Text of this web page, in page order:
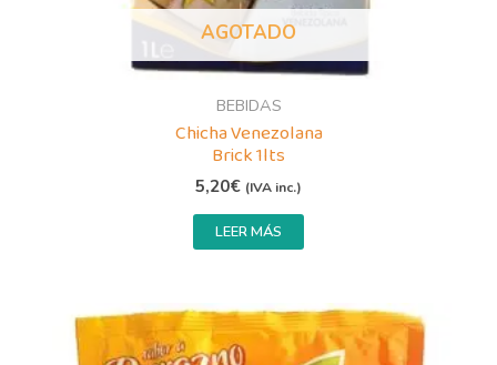
AGOTADO
BEBIDAS
Chicha Venezolana
Brick 1lts
5,20€ (IVA inc.)
LEER MÁS